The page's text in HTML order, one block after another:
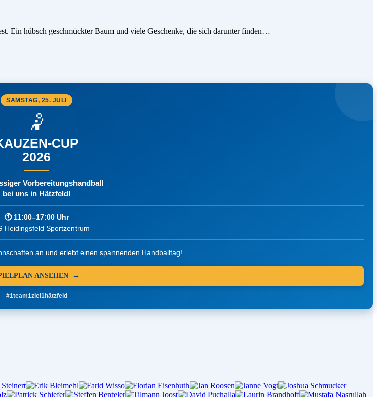
Ein hübsch geschmückter Baum und viele Geschenke, die sich darunter finden…
SAMSTAG, 25. JULI
🤾
CUP
2026
Vorbereitungshandball
bei uns in Hätzfeld!
🕚 11:00–17:00 Uhr
Heidingsfeld Sportzentrum
an und erlebt einen spannenden Handballtag!
ANSEHEN →
#1team1ziel1hätzfeld